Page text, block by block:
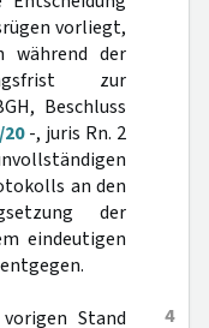
vorliegt,
während der
zur
Beschluss
20-, juris Rn. 2
an den
der
eindeutigen
4
Stand